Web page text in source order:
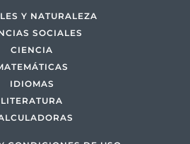
Y NATURALEZA
SOCIALES
CIENCIA
IDIOMAS
LITERATURA